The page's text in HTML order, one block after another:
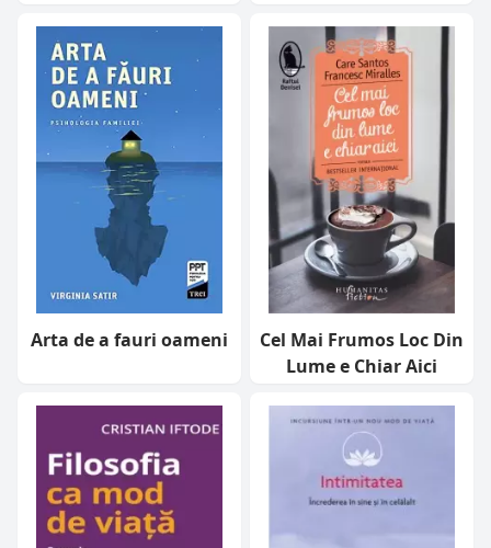
Arta de a fauri oameni
Cel Mai Frumos Loc Din
Lume e Chiar Aici